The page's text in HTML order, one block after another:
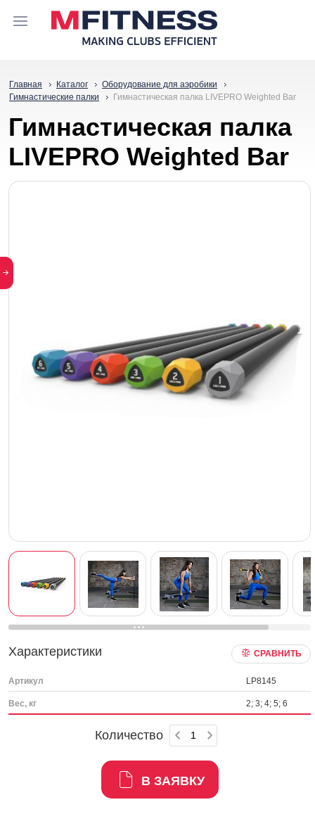
Главная Каталог
Оборудование для аэробики
Гимнастические палки
Гимнастическая палка LIVEPRO Weighted Bar
Гимнастическая палка
LIVEPRO Weighted Bar
Характеристики СРАВНИТЬ
Артикул LP8145
Вес, кг 2; 3; 4; 5; 6
Количество
В ЗАЯВКУ